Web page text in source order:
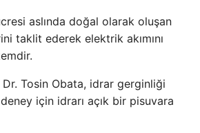
aslında doğal olarak oluşan
taklit ederek elektrik akımını
Tosin Obata, idrar gerginliği
için idrarı açık bir pisuvara